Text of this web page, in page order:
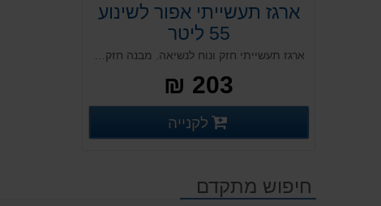
ארגז תעשייתי אפור לשינוע
55 ליטר
203 ₪
פרטים נוספים
לקנייה
חיפוש מתקדם